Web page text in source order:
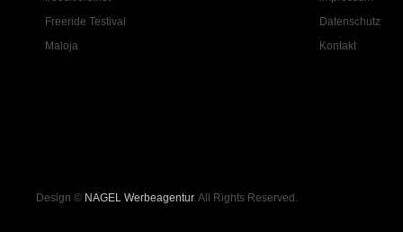
Freeride Testival
Maloja
Datenschutz
Kontakt
Design © NAGEL Werbeagentur. All Rights Reserved.